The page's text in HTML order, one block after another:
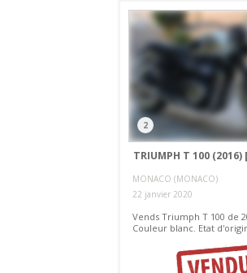
2
TRIUMPH T 100 (2016)
MONACO (MONACO)
22 janvier 2020
Vends Triumph T 100 de
Couleur blanc. Etat